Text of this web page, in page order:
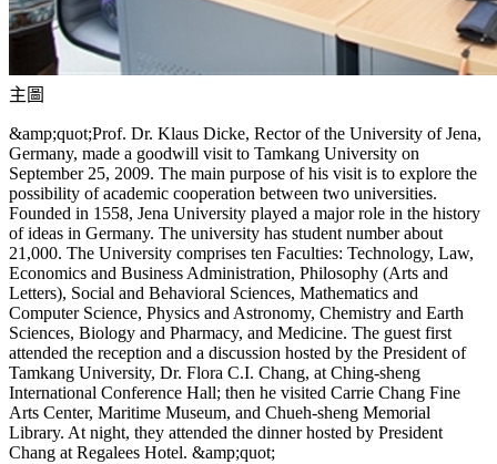
主圖
&amp;quot;Prof. Dr. Klaus Dicke, Rector of the University of Jena,
Germany, made a goodwill visit to Tamkang University on
September 25, 2009. The main purpose of his visit is to explore the
possibility of academic cooperation between two universities.
Founded in 1558, Jena University played a major role in the history
of ideas in Germany. The university has student number about
21,000. The University comprises ten Faculties: Technology, Law,
Economics and Business Administration, Philosophy (Arts and
Letters), Social and Behavioral Sciences, Mathematics and
Computer Science, Physics and Astronomy, Chemistry and Earth
Sciences, Biology and Pharmacy, and Medicine. The guest first
attended the reception and a discussion hosted by the President of
Tamkang University, Dr. Flora C.I. Chang, at Ching-sheng
International Conference Hall; then he visited Carrie Chang Fine
Arts Center, Maritime Museum, and Chueh-sheng Memorial
Library. At night, they attended the dinner hosted by President
Chang at Regalees Hotel. &amp;quot;